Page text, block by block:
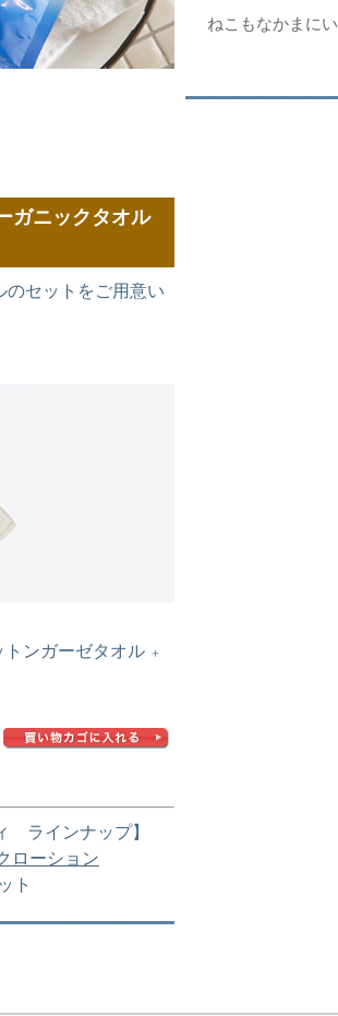
ガニックタオル
のセットをご用意い
ンガーゼタオル ＋
ラインナップ】
ローション
ト
ねこもなかまに